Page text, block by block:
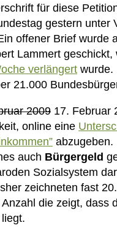
für diese
gestern unter
offener Brief wurde
Lammert geschickt,
verlängert wurde.
21.000
2009 17. Februar
online eine
abzugeben.
auch Bürgergeld
Sozialsystem
zeichneten fast
die zeigt, dass